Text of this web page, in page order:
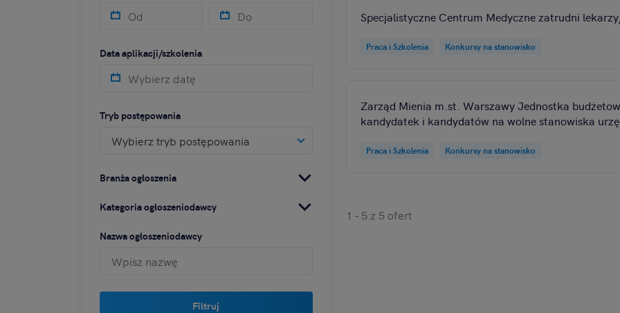
Data aplikacji/szkolenia
Tryb postępowania
Wybierz tryb postępowania
Branża ogłoszenia
Kategoria ogłoszeniodawcy
Nazwa ogłoszeniodawcy
Filtruj
Specjalistyczne Centrum Medyczne zatrudni
Praca i Szkolenia Konkursy na stanowisko
Zarząd Mienia m.st. Warszawy Jednostka
kandydatek i kandydatów na wolne stanowiska
Praca i Szkolenia Konkursy na stanowisko
1 - 5 z 5 ofert